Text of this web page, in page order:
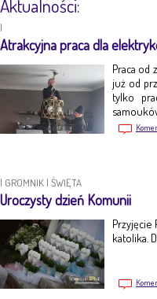
Aktualności:
|
Atrakcyjna praca dla
Praca od
już od
tylko
| GROMNIK | ŚWIĘTA
Uroczysty dzień Komunii
Przyjęcie
katolika.